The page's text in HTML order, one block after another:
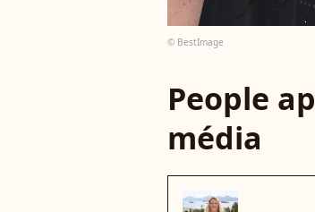
© BestImage
People
média